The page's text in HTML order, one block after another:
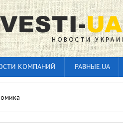
КОМПАНИЙ РАВНЫЕ.UA